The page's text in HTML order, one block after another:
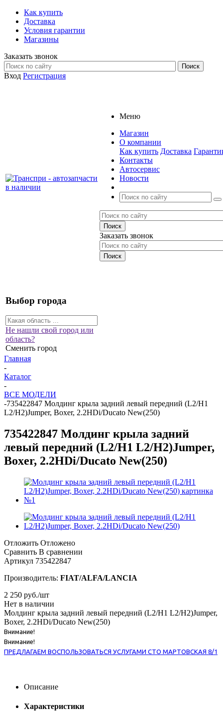
Как купить
Доставка
Условия гарантии
Магазины
Заказать звонок
Вход Регистрация
Меню
Магазин
О компании
Как купить Доставка
Контакты
Автосервис
Новости
Заказать звонок
Выбор города
Не нашли свой город или
область?
Сменить город
Главная
-
Каталог
-
ВСЕ МОДЕЛИ
-735422847 Молдинг крыла задний левый передний (L2/H1
L2/H2)Jumper, Boxer, 2.2HDi/Ducato New(250)
735422847 Молдинг крыла задний
левый передний (L2/H1 L2/H2)Jumper,
Boxer, 2.2HDi/Ducato New(250)
Отложить Отложено
Сравнить В сравнении
Артикул 735422847
Производитель: FIAT/ALFA/LANCIA
2 250 руб./шт
Нет в наличии
Молдинг крыла задний левый передний (L2/H1 L2/H2)Jumper,
Boxer, 2.2HDi/Ducato New(250)
Внимание!
Внимание!
ПРЕДЛАГАЕМ ВОСПОЛЬЗОВАТЬСЯ УСЛУГАМИ СТО МАРТОВСКАЯ 8/1
Описание
Характеристики